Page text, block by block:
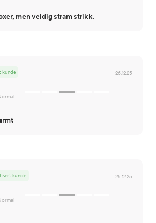
men veldig stram strikk.
26.12.25
kunde
25.12.25
kunde